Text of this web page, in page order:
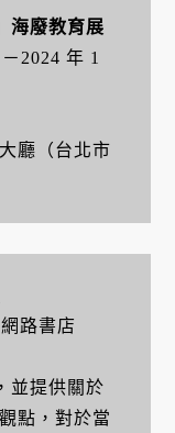
海廢教育展
2024 年 1
廳（台北市
路書店
並提供關於
點，對於當